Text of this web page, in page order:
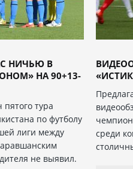
НИЧЬЮ В
НА 90+13-
тура
по футболу
лиги между
не выявил.
среди